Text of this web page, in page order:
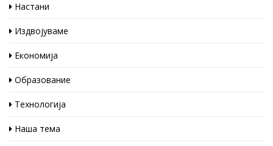
Настани
Издвојуваме
Економија
Образование
Технологија
Наша тема